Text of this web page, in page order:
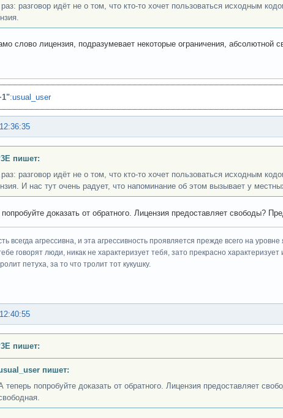
разговор идёт не о том, что кто-то хочет пользоваться исходным
слово лицензия, подразумевает некоторые ограничения, абсолютной
:usual_user
пишет:
разговор идёт не о том, что кто-то хочет пользоваться исходным
И нас тут очень радует, что напоминание об этом вызывает у
доказать от обратного. Лицензия предоставляет свободы?
всегда агрессивна, и эта агрессивность проявляется прежде всего на уровне
говорят люди, никак не характеризует тебя, зато прекрасно характеризует
петуха, за то что тролит тот кукушку.
пишет:
пишет:
теперь попробуйте доказать от обратного. Лицензия предоставляет